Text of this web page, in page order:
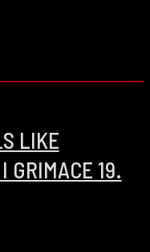
LIKE
GRIMACE 19.